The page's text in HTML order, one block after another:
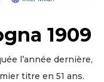
1909
l’année dernière,
titre en 51 ans.